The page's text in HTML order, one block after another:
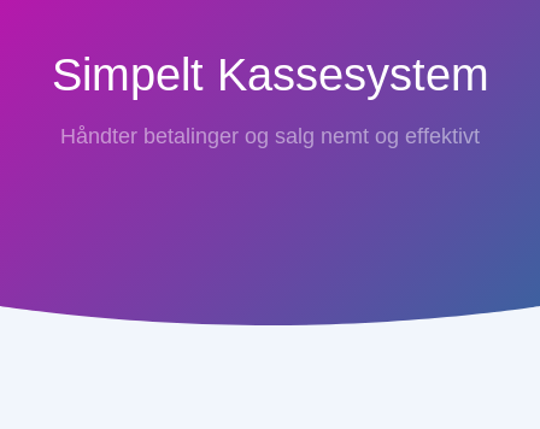
Simpelt Kassesystem
Håndter betalinger og salg nemt og effektivt